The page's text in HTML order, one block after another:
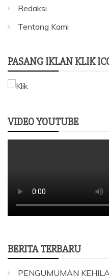
Redaksi
Tentang Kami
PASANG IKLAN KLIK
VIDEO YOUTUBE
BERITA TERBARU
PENGUMUMAN